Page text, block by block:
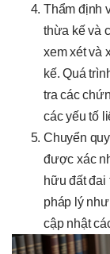
Thẩm định
thừa kế và
xem xét và
kế. Quá
tra các
các yếu tố
Chuyển
được xác
hữu đất đai
pháp lý
cập nhật